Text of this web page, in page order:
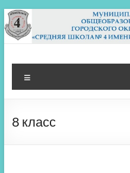
Перейти
к
содержимому
МБОУ СШ 4
Архангельск
8 класс